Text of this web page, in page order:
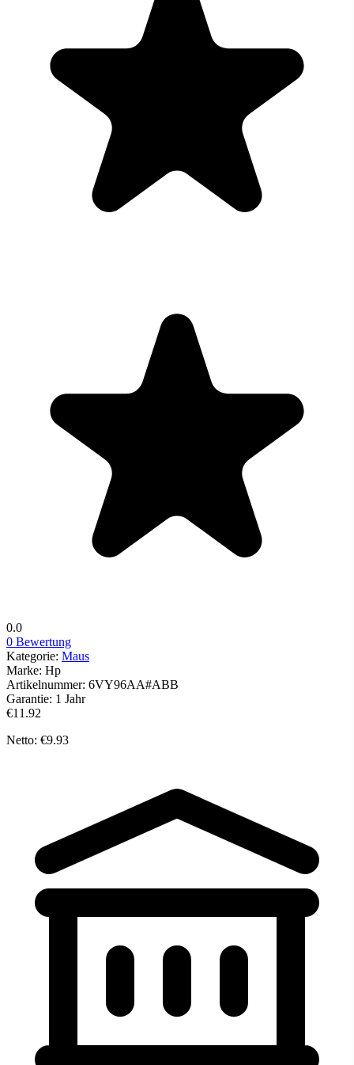
0.0
0 Bewertung
Kategorie: Maus
Marke: Hp
Artikelnummer: 6VY96AA#ABB
Garantie: 1 Jahr
€11.92
Netto: €9.93